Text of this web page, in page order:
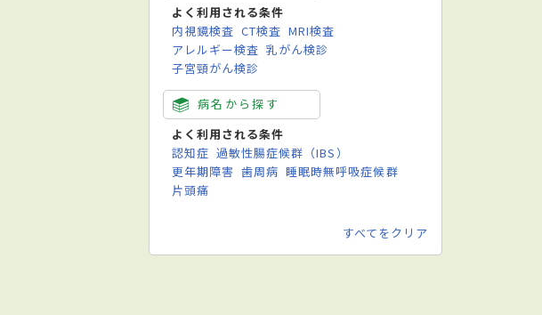
よく利用される条件
内視鏡検査 CT検査 MRI検査
アレルギー検査 乳がん検診
子宮頸がん検診
病名から探す
よく利用される条件
認知症 過敏性腸症候群（IBS）
更年期障害 歯周病 睡眠時無呼吸症候群
片頭痛
すべてをクリア